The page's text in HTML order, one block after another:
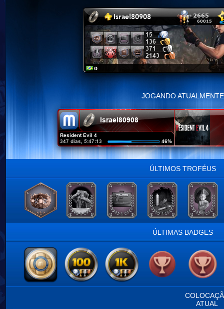
JOGANDO ATUALMENTE
ÚLTIMOS TROFÉUS
ÚLTIMAS BADGES
ATUAL